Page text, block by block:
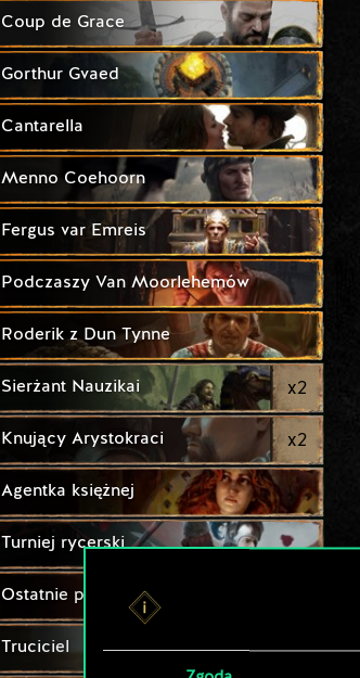
Coup de Grace
Gorthur Gvaed
Cantarella
Menno Coehoorn
Fergus var Emreis
Podczaszy Van Moorlehemów
Roderik z Dun Tynne
Sierżant Nauzikai x2
Knujący Arystokraci x2
Agentka księżnej
Turniej rycerski
Ostatnie przygotowania
Truciciel x2